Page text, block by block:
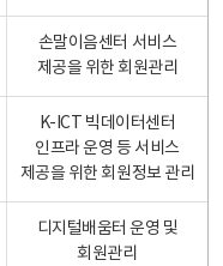
손말이음센터 서비스
제공을 위한 회원관리
K-ICT 빅데이터센터
인프라 운영 등 서비스
제공을 위한 회원정보 관리
디지털배움터 운영 및
회원관리